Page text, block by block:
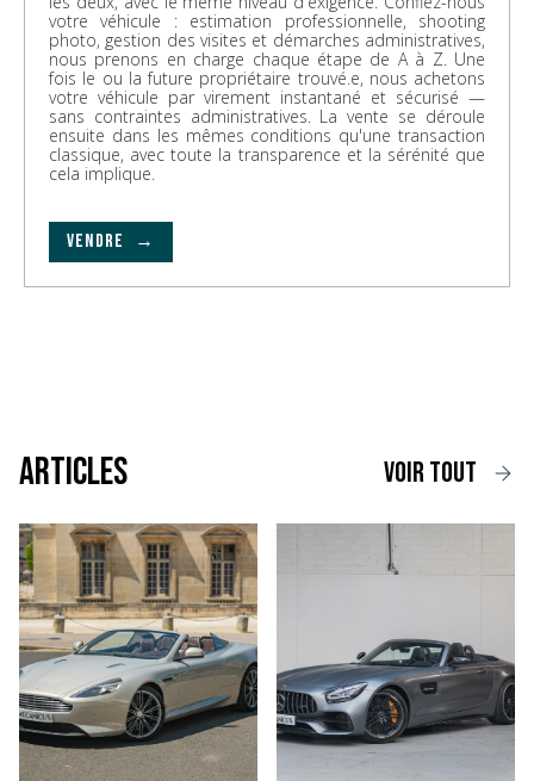
votre véhicule : estimation professionnelle, shooting
photo, gestion des visites et démarches administratives,
nous prenons en charge chaque étape de A à Z. Une
fois le ou la future propriétaire trouvé.e, nous achetons
votre véhicule par virement instantané et sécurisé —
sans contraintes administratives. La vente se déroule
ensuite dans les mêmes conditions qu'une transaction
classique, avec toute la transparence et la sérénité que
cela implique.
VENDRE →
voir tout
Articles